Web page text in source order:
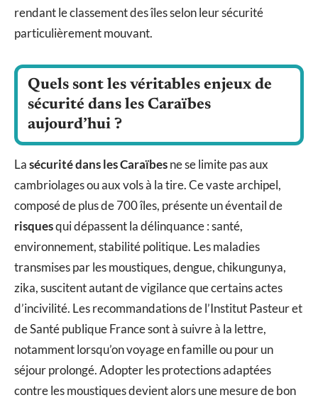
rendant le classement des îles selon leur sécurité
particulièrement mouvant.
Quels sont les véritables enjeux de
sécurité dans les Caraïbes
aujourd’hui ?
Lasécurité dans les Caraïbesne se limite pas aux
cambriolages ou aux vols à la tire. Ce vaste archipel,
composé de plus de 700 îles, présente un éventail de
risquesqui dépassent la délinquance : santé,
environnement, stabilité politique. Les maladies
transmises par les moustiques, dengue, chikungunya,
zika, suscitent autant de vigilance que certains actes
d’incivilité. Les recommandations de l’Institut Pasteur et
de Santé publique France sont à suivre à la lettre,
notamment lorsqu’on voyage en famille ou pour un
séjour prolongé. Adopter les protections adaptées
contre les moustiques devient alors une mesure de bon